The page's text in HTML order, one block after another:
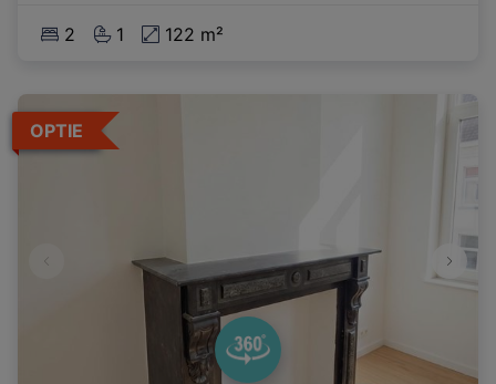
2 1 122 m²
OPTIE